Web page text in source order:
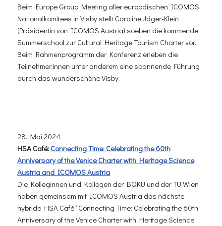
Beim Europe Group Meeting aller europäischen ICOMOS
Nationalkomitees in Visby stellt Caroline Jäger-Klein
(Präsidentin von ICOMOS Austria) soeben die kommende
Summerschool zur Cultural Heritage Tourism Charter vor.
Beim Rahmenprogramm der Konferenz erleben die
Teilnehmer:innen unter anderem eine spannende Führung
durch das wunderschöne Visby.
28. Mai 2024
HSA Café: Connecting Time: Celebrating the 60th
Anniversary of the Venice Charter with Heritage Science
Austria and ICOMOS Austria
Die Kolleginnen und Kollegen der BOKU und der TU Wien
haben gemeinsam mit ICOMOS Austria das nächste
hybride HSA Café “Connecting Time: Celebrating the 60th
Anniversary of the Venice Charter with Heritage Science